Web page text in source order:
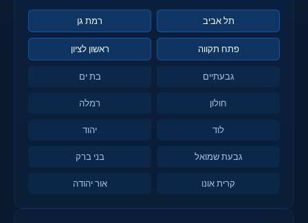
תל אביב רמת גן
פתח תקווה ראשון לציון
גבעתיים בת ים
חולון רמלה
לוד יהוד
גבעת שמואל בני ברק
קרית אונו אור יהודה